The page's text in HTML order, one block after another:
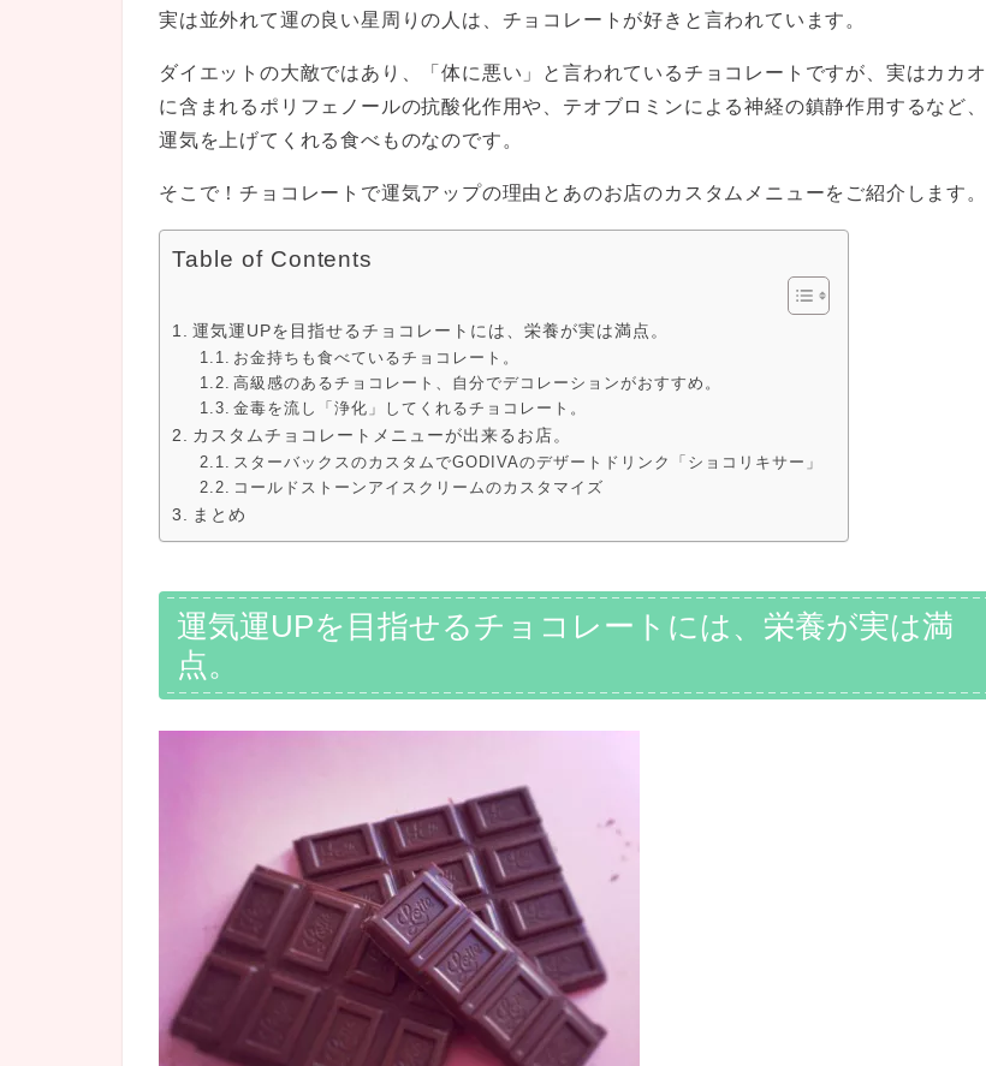
実は並外れて運の良い星周りの人は、チョコレートが好きと言われています。
ダイエットの大敵ではあり、「体に悪い」と言われているチョコレートですが、実はカカオ
に含まれるポリフェノールの抗酸化作用や、テオブロミンによる神経の鎮静作用するなど、
運気を上げてくれる食べものなのです。
そこで！チョコレートで運気アップの理由とあのお店のカスタムメニューをご紹介します。
Table of Contents
運気運UPを目指せるチョコレートには、栄養が実は満点。
お金持ちも食べているチョコレート。
高級感のあるチョコレート、自分でデコレーションがおすすめ。
金毒を流し「浄化」してくれるチョコレート。
カスタムチョコレートメニューが出来るお店。
スターバックスのカスタムでGODIVAのデザートドリンク「ショコリキサー」
コールドストーンアイスクリームのカスタマイズ
まとめ
運気運UPを目指せるチョコレートには、栄養が実は満
点。